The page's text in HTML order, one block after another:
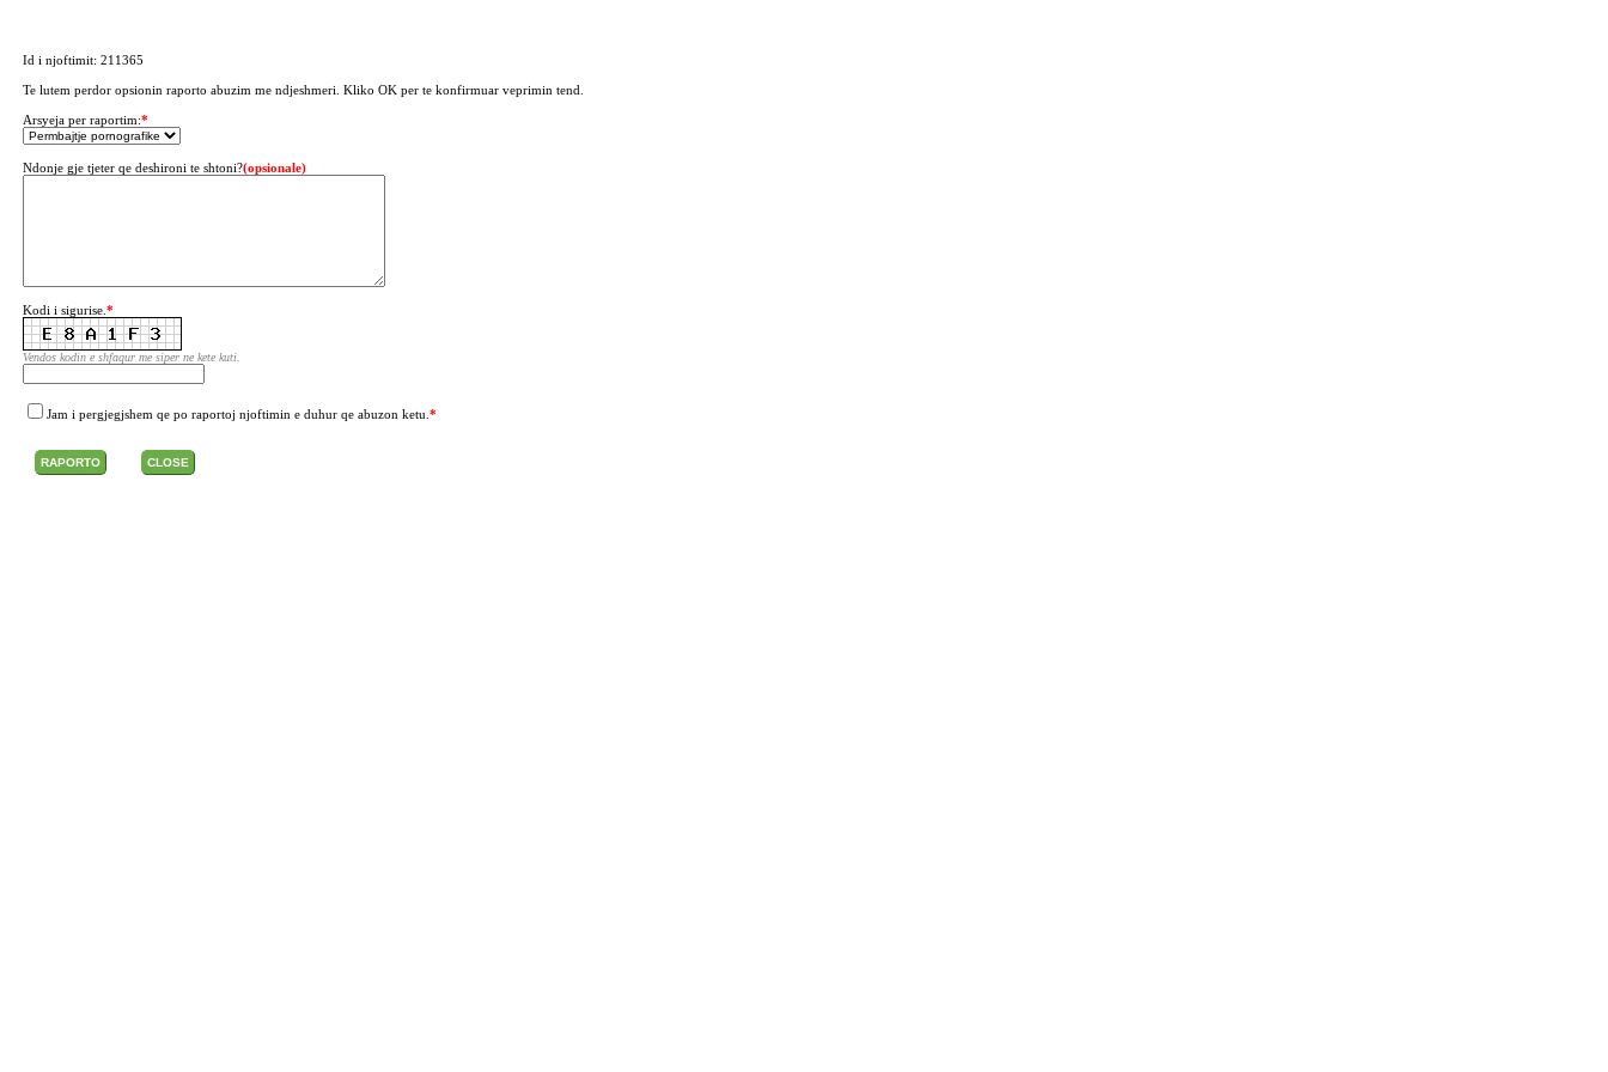
Id i njoftimit: 211365
Te lutem perdor opsionin raporto abuzim me ndjeshmeri. Kliko OK per te konfirmuar veprimin tend.
Arsyeja per raportim:*
Ndonje gje tjeter qe deshironi te shtoni?(opsionale)
Kodi i sigurise. *
Vendos kodin e shfaqur me siper ne kete kuti.
Jam i pergjegjshem qe po raportoj njoftimin e duhur qe abuzon ketu. *
RAPORTO CLOSE